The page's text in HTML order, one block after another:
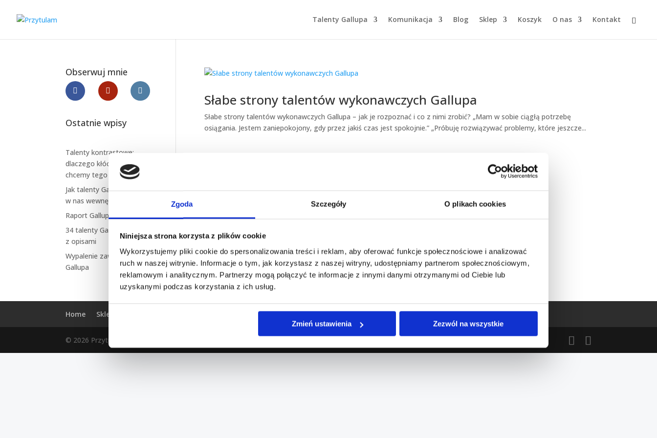
Zgoda Szczegóły O plikach cookies
Niniejsza strona korzysta z plików cookie
Wykorzystujemy pliki cookie do spersonalizowania treści i reklam, aby oferować funkcje społecznościowe i analizować
ruch w naszej witrynie. Informacje o tym, jak korzystasz z naszej witryny, udostępniamy partnerom społecznościowym,
reklamowym i analitycznym. Partnerzy mogą połączyć te informacje z innymi danymi otrzymanymi od Ciebie lub
uzyskanymi podczas korzystania z ich usług.
Zmień ustawienia Zezwól na wszystkie
Talenty Gallupa Komunikacja Blog Sklep Koszyk O nas Kontakt
Słabe strony talentów wykonawczych Gallupa
Słabe strony talentów wykonawczych Gallupa – jak je rozpoznać i co z nimi zrobić? „Mam w sobie ciągłą potrzebę
osiągania. Jestem zaniepokojony, gdy przez jakiś czas jest spokojnie.” „Próbuję rozwiązywać problemy, które jeszcze...
Obserwuj mnie
Ostatnie wpisy
Talenty kontrastowe:
dlaczego kłócimy się, choć
chcemy tego samego?
Jak talenty Gallupa budują
w nas wewnętrzne napięcie
Raport Gallupa w szufladzie
34 talenty Gallupa – lista
z opisami
Wypalenie zawodowe talenty
Gallupa
Home Sklep Polityka prywatności Kontakt
© 2026 Przytulam